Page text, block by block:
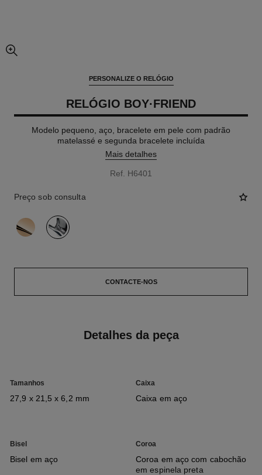
vista expandida da imagem
PERSONALIZE O RELÓGIO
RELÓGIO BOY·FRIEND
Modelo pequeno, aço, bracelete em pele com padrão
matelassé e segunda bracelete incluída
Mais detalhes
Ref. H6401
Preço sob consulta
variante (2)
CONTACTE-NOS
Detalhes da peça
Tamanhos
27,9 x 21,5 x 6,2 mm
Caixa
Caixa em aço
Bisel
Bisel em aço
Coroa
Coroa em aço com cabochão
em espinela preta